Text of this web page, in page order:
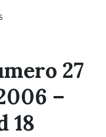
27
–
18